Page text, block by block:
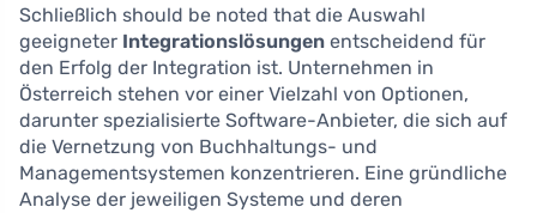
Schließlich should be noted that die Auswahl
geeigneter Integrationslösungen entscheidend für
den Erfolg der Integration ist. Unternehmen in
Österreich stehen vor einer Vielzahl von Optionen,
darunter spezialisierte Software-Anbieter, die sich auf
die Vernetzung von Buchhaltungs- und
Managementsystemen konzentrieren. Eine gründliche
Analyse der jeweiligen Systeme und deren